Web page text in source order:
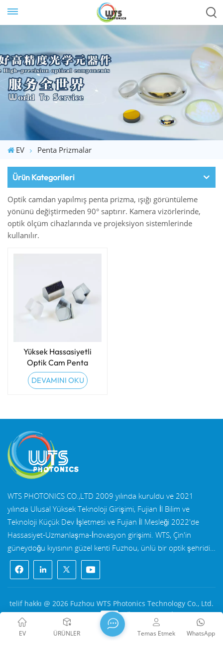
EV Penta Prizmalar
Ürün Kategorileri
Optik camdan yapılmış penta prizma, ışığı görüntüleme
yönünü değiştirmeden 90° saptırır. Kamera vizörlerinde,
optik ölçüm cihazlarında ve projeksiyon sistemlerinde
kullanılır.
Yüksek Hassasiyetli
Optik Cam Penta
Prizmalar
DEVAMINI OKU
WTS PHOTONICS CO.,LTD 2009 yılında kuruldu ve 2021
yılında Ulusal Yüksek Teknoloji Girişimi, Fujian İl Bilim ve
Teknoloji Küçük Dev İşletmesi ve Fujian İl Mesleği 2022'de
Hassasiyet-Uzmanlaşma-İnovasyon girişimi. WTS, Çin'in
güneydoğu kıyısının güzel kenti Fuzhou, ünlü bir optik şehridir.
WTS, 11.000 metrekarelik standart fabrika binalarına sahip
bir gruptur yetenekli teknik kadro ve eksiksiz bir optik işleme
sistemi, kaplama sistemi, montaj sistemi ve kalite kontrol
sistemi. WTS sağlar Ar-Ge, tasarım ve üretim için tek elden
çözümlerle müşterilerimize yüksek hassasiyetli optik bileşenler,
yüksek hassasiyetli optik görüntüleme lensleri, ve yüksek güçlü
lazer bileşenleri. WTS'nin ürünleri şunları içerir: optik
telif hakkı @ 2026 Fuzhou WTS Photonics Technology Co., Ltd.
Her hakkı saklıdır .
AĞ DESTEKLENİYOR
闽ICP备2024080551号 Site haritası Blog
Gizlilik Politikası
EV ÜRÜNLER WhatsApp
Temas Etmek